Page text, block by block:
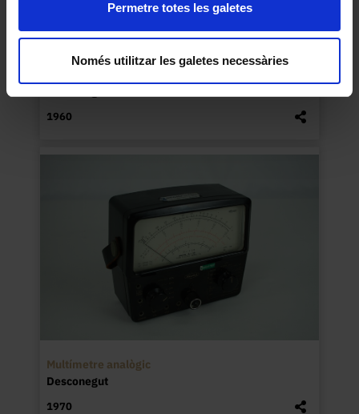
Permetre totes les galetes
Només utilitzar les galetes necessàries
1960
Multímetre analògic
Desconegut
1970